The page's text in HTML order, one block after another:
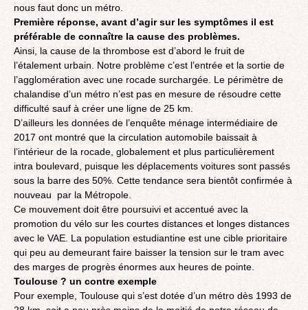
nous faut donc un métro.
Première réponse, avant d’agir sur les symptômes il est
préférable de connaître la cause des problèmes.
Ainsi, la cause de la thrombose est d’abord le fruit de
l’étalement urbain. Notre problème c’est l’entrée et la sortie de
l’agglomération avec une rocade surchargée. Le périmètre de
chalandise d’un métro n’est pas en mesure de résoudre cette
difficulté sauf à créer une ligne de 25 km.
D’ailleurs les données de l’enquête ménage intermédiaire de
2017 ont montré que la circulation automobile baissait à
l’intérieur de la rocade, globalement et plus particulièrement
intra boulevard, puisque les déplacements voitures sont passés
sous la barre des 50%. Cette tendance sera bientôt confirmée à
nouveau par la Métropole.
Ce mouvement doit être poursuivi et accentué avec la
promotion du vélo sur les courtes distances et longes distances
avec le VAE. La population estudiantine est une cible prioritaire
qui peu au demeurant faire baisser la tension sur le tram avec
des marges de progrès énormes aux heures de pointe.
Toulouse ? un contre exemple
Pour exemple, Toulouse qui s’est dotée d’un métro dès 1993 de